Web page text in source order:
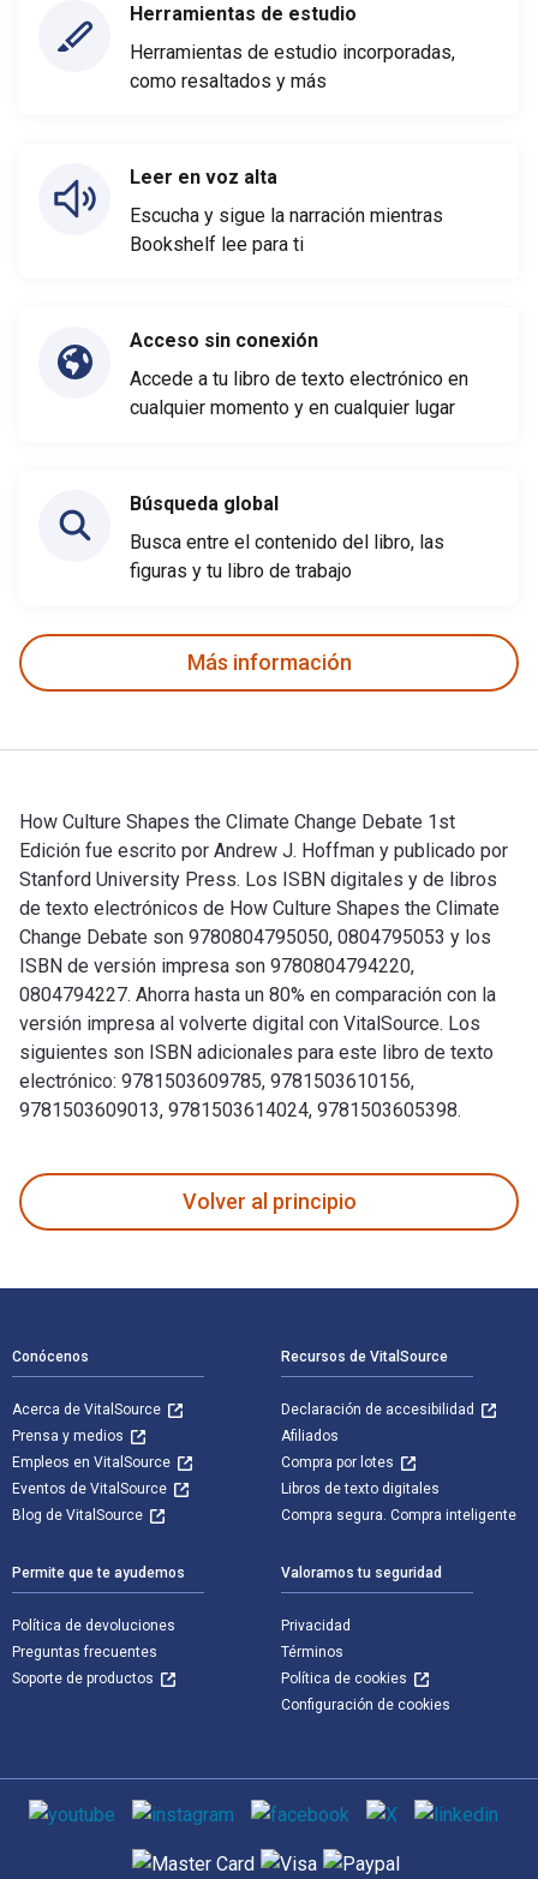
Herramientas de estudio
Herramientas de estudio incorporadas,
como resaltados y más
Leer en voz alta
Escucha y sigue la narración mientras
Bookshelf lee para ti
Acceso sin conexión
Accede a tu libro de texto electrónico en
cualquier momento y en cualquier lugar
Búsqueda global
Busca entre el contenido del libro, las
figuras y tu libro de trabajo
Más información
How Culture Shapes the Climate Change Debate 1st
Edición fue escrito por Andrew J. Hoffman y publicado por
Stanford University Press. Los ISBN digitales y de libros
de texto electrónicos de How Culture Shapes the Climate
Change Debate son 9780804795050, 0804795053 y los
ISBN de versión impresa son 9780804794220,
0804794227. Ahorra hasta un 80% en comparación con la
versión impresa al volverte digital con VitalSource. Los
siguientes son ISBN adicionales para este libro de texto
electrónico: 9781503609785, 9781503610156,
9781503609013, 9781503614024, 9781503605398.
Volver al principio
Conócenos
Acerca de VitalSource
Prensa y medios
Empleos en VitalSource
Eventos de VitalSource
Blog de VitalSource
Recursos de VitalSource
Declaración de accesibilidad
Afiliados
Compra por lotes
Libros de texto digitales
Compra segura. Compra inteligente
Permite que te ayudemos
Política de devoluciones
Preguntas frecuentes
Soporte de productos
Valoramos tu seguridad
Privacidad
Términos
Política de cookies
Configuración de cookies
Medios de comunicación social
Métodos de pago admitidos